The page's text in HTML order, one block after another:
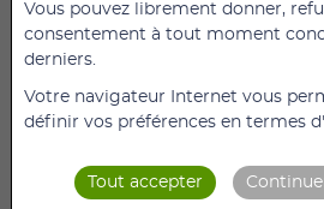
- Nébulisation possible avec ou
-Extrêmement silencieux
à coucher
-Économe en énergie :
- Haute sécurité de
tension 24 V
Vous pouvez librement donner,
consentement à tout moment
derniers.
Votre navigateur Internet vous
définir vos préférences en termes
Tout accepter